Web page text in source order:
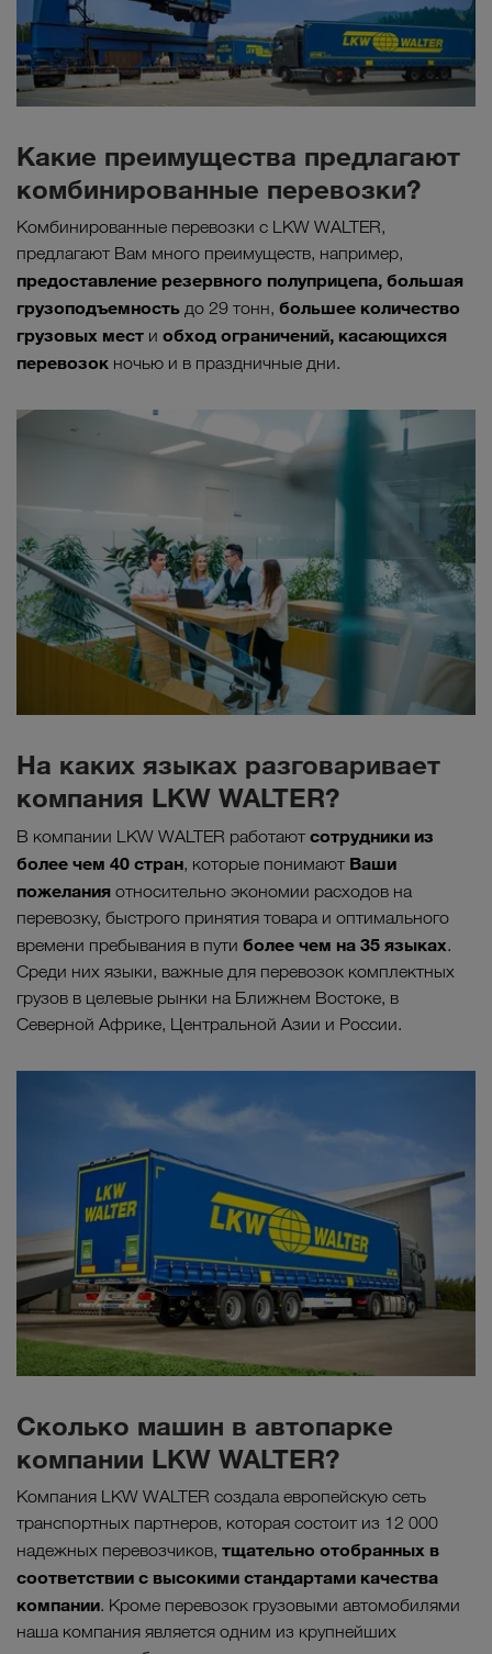
Какие преимущества предлагают
комбинированные перевозки?
Комбинированные перевозки с LKW WALTER,
предлагают Вам много преимуществ, например,
предоставление резервного полуприцепа, большая
грузоподъемность до 29 тонн, большее количество
грузовых мест и обход ограничений, касающихся
перевозок ночью и в праздничные дни.
На каких языках разговаривает
компания LKW WALTER?
В компании LKW WALTER работают сотрудники из
более чем 40 стран, которые понимают Ваши
пожелания относительно экономии расходов на
перевозку, быстрого принятия товара и оптимального
времени пребывания в пути более чем на 35 языках.
Среди них языки, важные для перевозок комплектных
грузов в целевые рынки на Ближнем Востоке, в
Северной Африке, Центральной Азии и России.
Сколько машин в автопарке
компании LKW WALTER?
Компания LKW WALTER создала европейскую сеть
транспортных партнеров, которая состоит из 12 000
надежных перевозчиков, тщательно отобранных в
соответствии с высокими стандартами качества
компании. Кроме перевозок грузовыми автомобилями
наша компания является одним из крупнейших